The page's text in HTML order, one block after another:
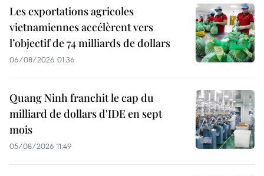
Les exportations agricoles
vietnamiennes accélèrent vers
l’objectif de 74 milliards de dollars
06/08/2026 01:36
Quang Ninh franchit le cap du
milliard de dollars d'IDE en sept
mois
05/08/2026 11:49